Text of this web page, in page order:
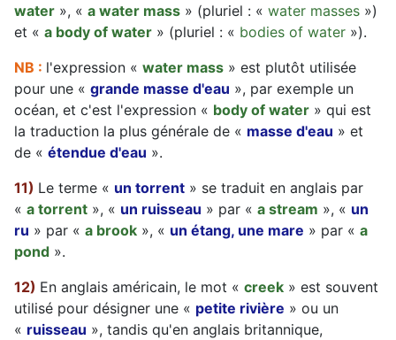
water », « a water mass » (pluriel : « water masses »)
et « a body of water » (pluriel : « bodies of water »).
NB : l'expression « water mass » est plutôt utilisée
pour une « grande masse d'eau », par exemple un
océan, et c'est l'expression « body of water » qui est
la traduction la plus générale de « masse d'eau » et
de « étendue d'eau ».
11) Le terme « un torrent » se traduit en anglais par
« a torrent », « un ruisseau » par « a stream », « un
ru » par « a brook », « un étang, une mare » par « a
pond ».
12) En anglais américain, le mot « creek » est souvent
utilisé pour désigner une « petite rivière » ou un
« ruisseau », tandis qu'en anglais britannique,